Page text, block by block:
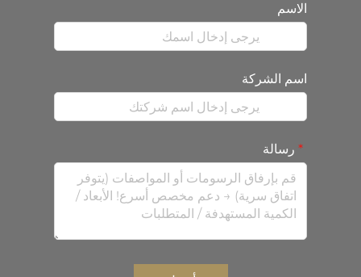
الاسم
اسم الشركة
رسالة